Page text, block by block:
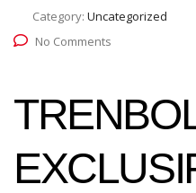
Category: Uncategorized
No Comments